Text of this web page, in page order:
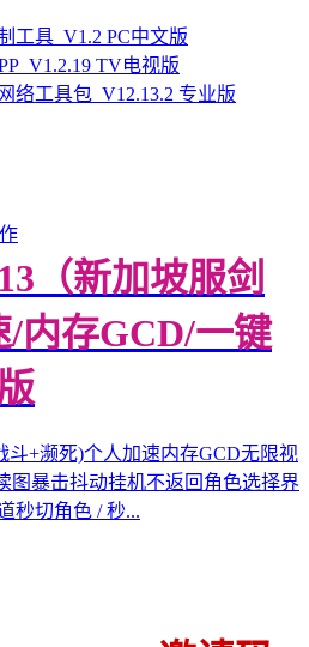
工具_V1.2 PC中文版
TV电视版
络工具包_V12.13.2 专业版
（新加坡服剑
/内存GCD/一键
斗+濒死)个人加速内存GCD无限视
图暴击抖动挂机不返回角色选择界
秒切角色 / 秒...